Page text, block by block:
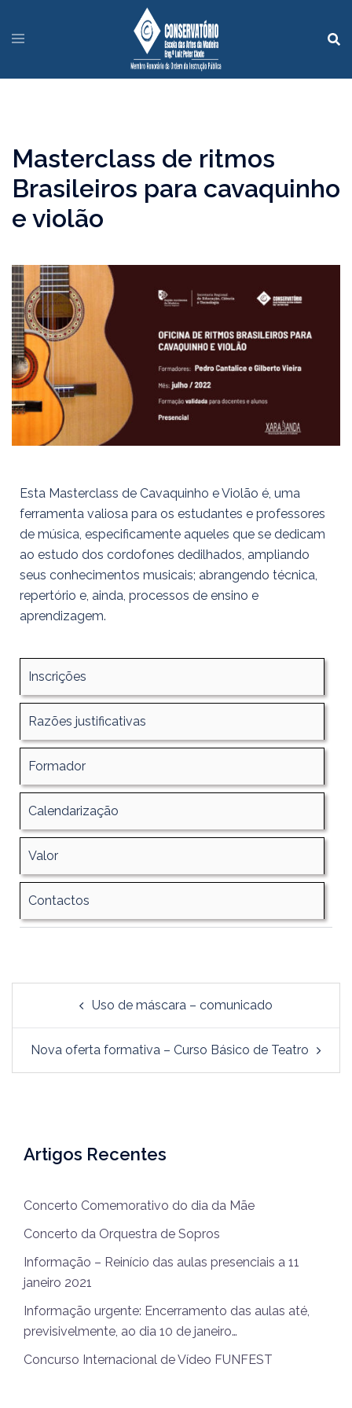
Masterclass de ritmos
Brasileiros para cavaquinho
e violão
Esta Masterclass de Cavaquinho e Violão é, uma
ferramenta valiosa para os estudantes e professores
de música, especificamente aqueles que se dedicam
ao estudo dos cordofones dedilhados, ampliando
seus conhecimentos musicais; abrangendo técnica,
repertório e, ainda, processos de ensino e
aprendizagem.
Inscrições
Razões justificativas
Formador
Calendarização
Valor
Contactos
Uso de máscara – comunicado
Nova oferta formativa – Curso Básico de Teatro
Artigos Recentes
Concerto Comemorativo do dia da Mãe
Concerto da Orquestra de Sopros
Informação – Reinício das aulas presenciais a 11
janeiro 2021
Informação urgente: Encerramento das aulas até,
previsivelmente, ao dia 10 de janeiro…
Concurso Internacional de Vídeo FUNFEST